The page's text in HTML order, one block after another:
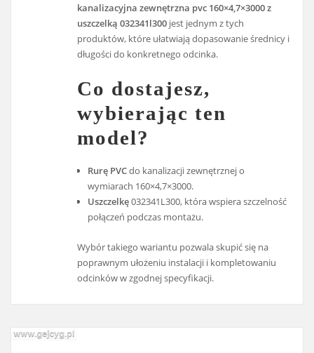
kanalizacyjna zewnętrzna pvc 160×4,7×3000 z
uszczelką 032341l300 jest jednym z tych
produktów, które ułatwiają dopasowanie średnicy i
długości do konkretnego odcinka.
Co dostajesz,
wybierając ten
model?
Rurę PVCdo kanalizacji zewnętrznej o
wymiarach 160×4,7×3000.
Uszczelkę032341L300, która wspiera szczelność
połączeń podczas montażu.
Wybór takiego wariantu pozwala skupić się na
poprawnym ułożeniu instalacji i kompletowaniu
odcinków w zgodnej specyfikacji.